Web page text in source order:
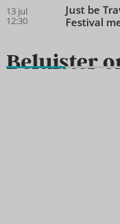
13 jul
12:30
Just be
Festival
Beluister